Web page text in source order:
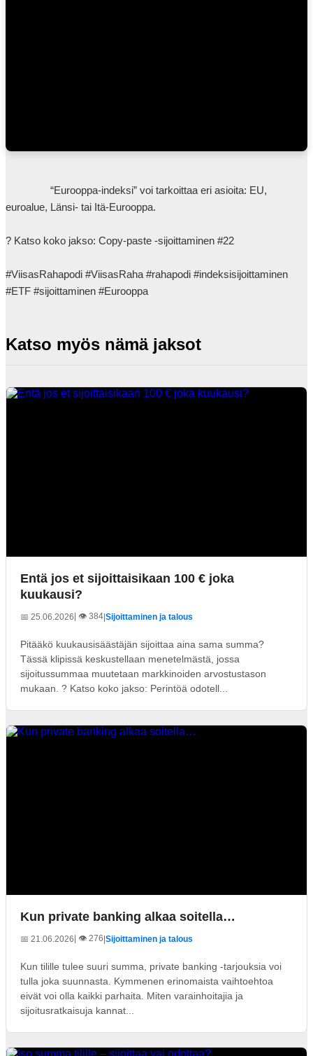
euroalue, Länsi- tai Itä-Eurooppa.
? Katso koko jakso: Copy-paste -sijoittaminen #22
#ViisasRahapodi #ViisasRaha #rahapodi #indeksisijoittaminen
#ETF #sijoittaminen #Eurooppa
Katso myös nämä jaksot
Entä jos et sijoittaisikaan 100 € joka
kuukausi?
📅 25.06.2026| 👁️ 384 Sijoittaminen ja talous
Pitääkö kuukausisäästäjän sijoittaa aina sama summa?
Tässä klipissä keskustellaan menetelmästä, jossa
sijoitussummaa muutetaan markkinoiden arvostustason
mukaan. ? Katso koko jakso: Perintöä odotell...
Kun private banking alkaa soitella…
📅 21.06.2026| 👁️ 276 Sijoittaminen ja talous
Kun tilille tulee suuri summa, private banking -tarjouksia voi
tulla joka suunnasta. Kymmenen erinomaista vaihtoehtoa
eivät voi olla kaikki parhaita. Miten varainhoitajia ja
sijoitusratkaisuja kannat...